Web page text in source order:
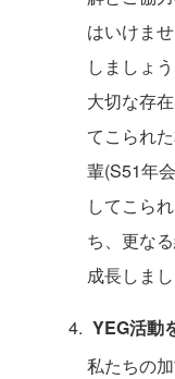
はいけま
しましょ
大切な存
てこられ
輩(S51年
してこら
ち、更な
成長しまし
YEG活動
私たちの